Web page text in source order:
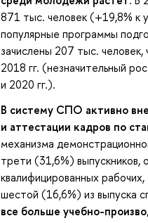
871 тыс. человек (+19,8% к
популярные программы
зачислены 207 тыс.
2018 гг. (незначительный
и 2020 гг.).
В систему СПО активно
и аттестации кадров по
механизма
трети (31,6%) выпускников,
квалифицированных
шестой (16,6%) из выпуска
все больше учебно-